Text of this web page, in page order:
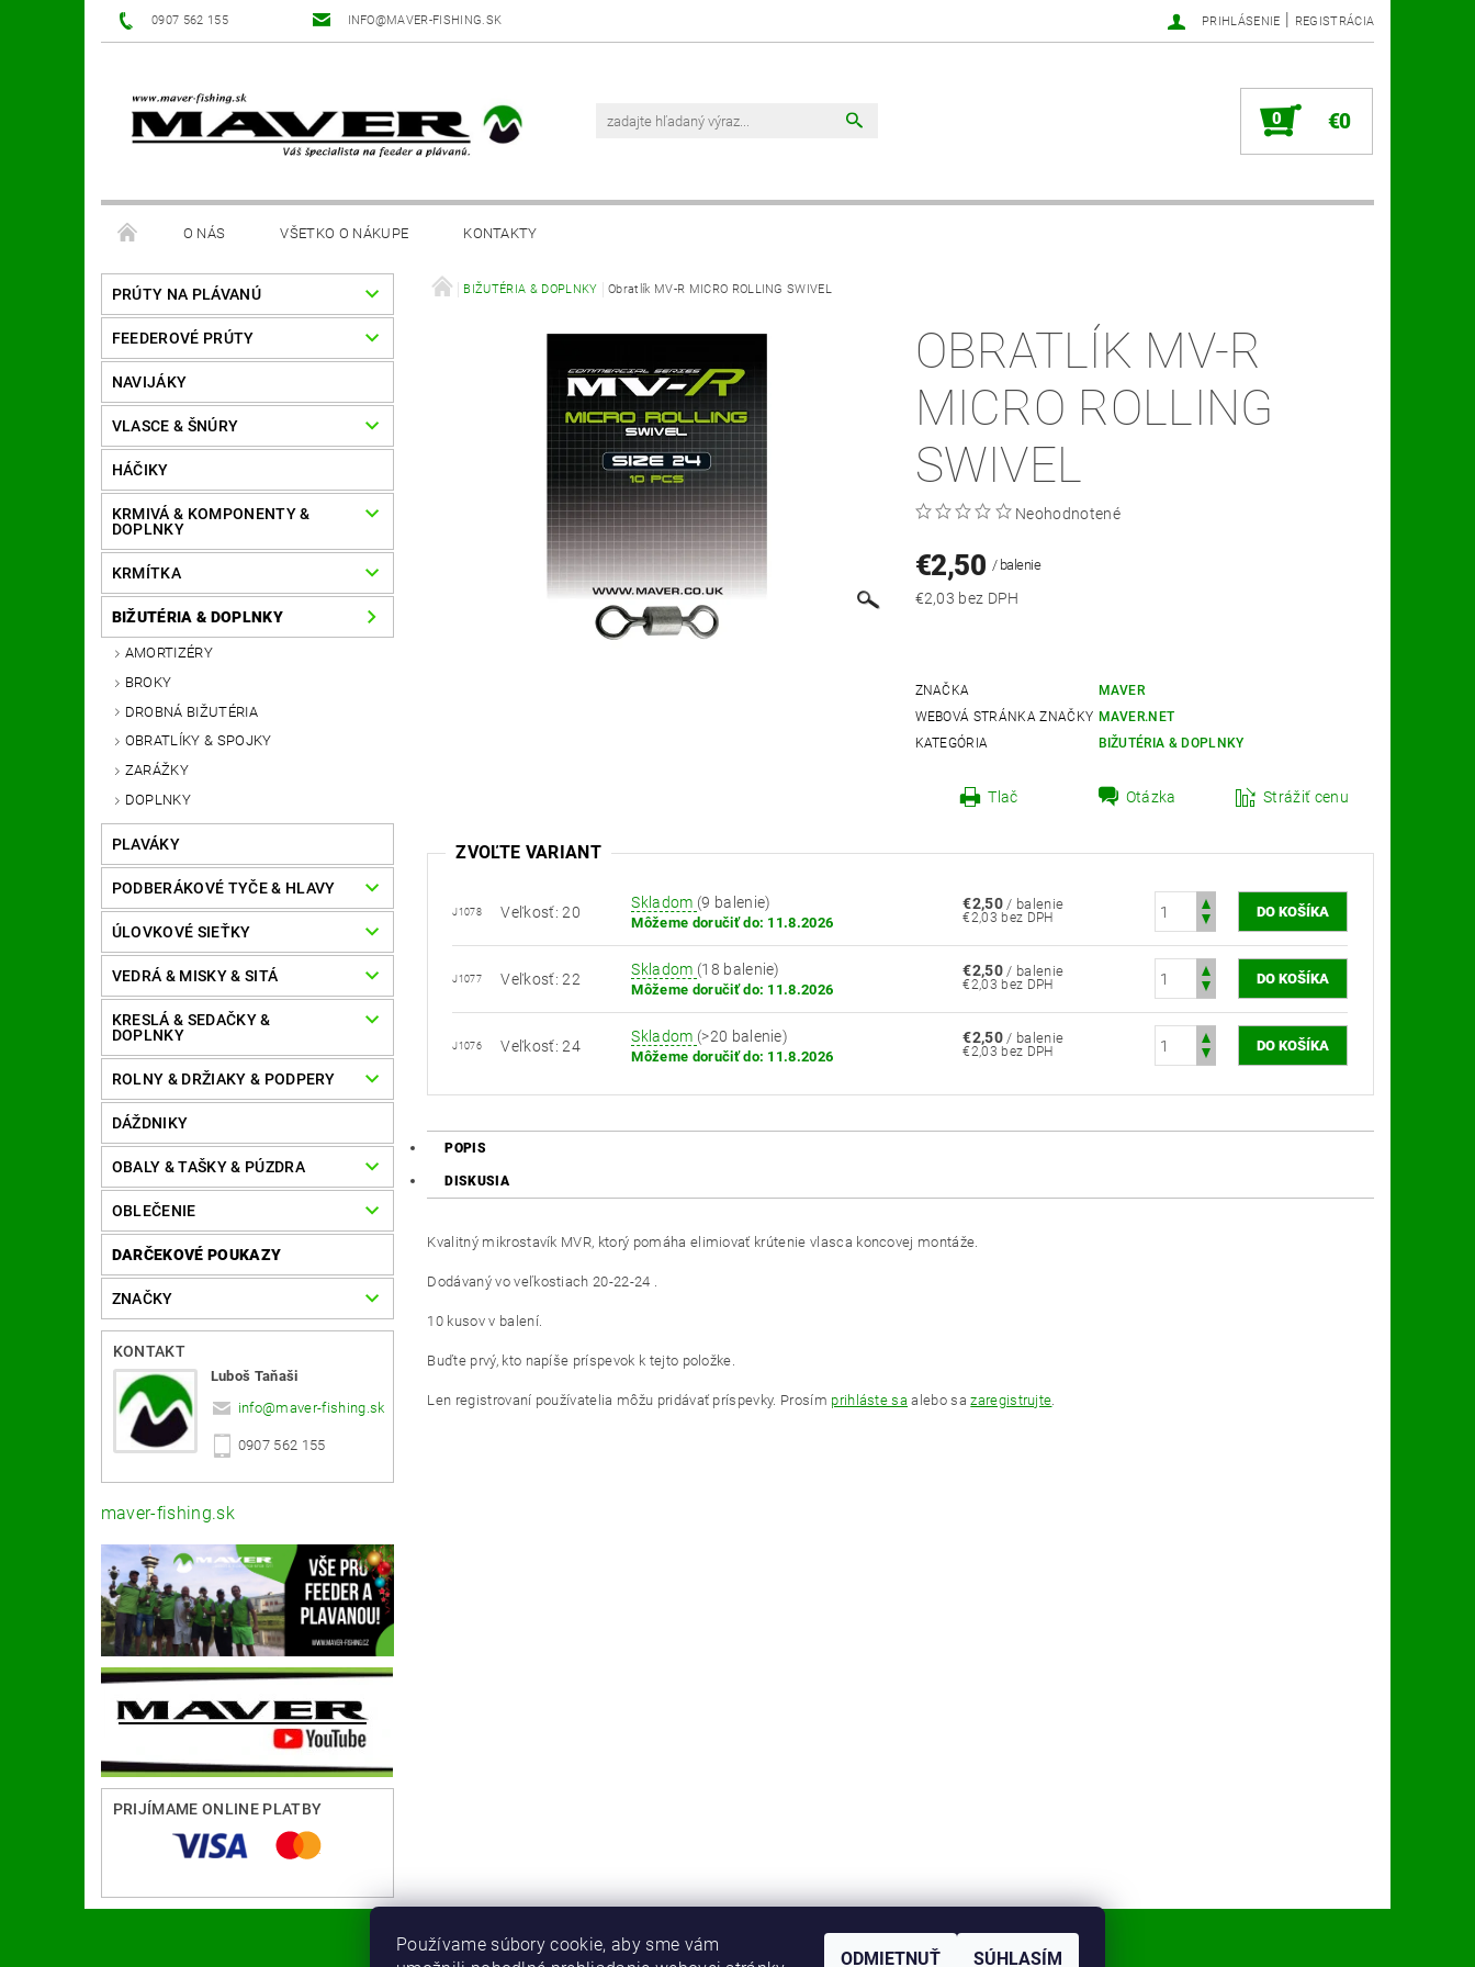
0907 562 155 INFO@MAVER-FISHING.SK PRIHLÁSENIE | REGISTRÁCIA
0 €0
O NÁS VŠETKO O NÁKUPE KONTAKTY
PRÚTY NA PLÁVANÚ
FEEDEROVÉ PRÚTY
NAVIJÁKY
VLASCE & ŠNÚRY
HÁČIKY
KRMIVÁ & KOMPONENTY &
DOPLNKY
KRMÍTKA
BIŽUTÉRIA & DOPLNKY
AMORTIZÉRY
BROKY
DROBNÁ BIŽUTÉRIA
OBRATLÍKY & SPOJKY
ZARÁŽKY
DOPLNKY
PLAVÁKY
PODBERÁKOVÉ TYČE & HLAVY
ÚLOVKOVÉ SIEŤKY
VEDRÁ & MISKY & SITÁ
KRESLÁ & SEDAČKY &
DOPLNKY
ROLNY & DRŽIAKY & PODPERY
DÁŽDNIKY
OBALY & TAŠKY & PÚZDRA
OBLEČENIE
DARČEKOVÉ POUKAZY
ZNAČKY
KONTAKT
Luboš Taňaši
info@maver-fishing.sk
0907 562 155
maver-fishing.sk
PRIJÍMAME ONLINE PLATBY
BIŽUTÉRIA & DOPLNKY Obratlík MV-R MICRO ROLLING SWIVEL
OBRATLÍK MV-R
MICRO ROLLING
SWIVEL
Neohodnotené
€2,50 / balenie
€2,03 bez DPH
ZNAČKA
MAVER
WEBOVÁ STRÁNKA ZNAČKY MAVER.NET
KATEGÓRIA
BIŽUTÉRIA & DOPLNKY
Tlač Otázka Strážiť cenu
ZVOĽTE VARIANT
J1078 Veľkosť: 20
Skladom (9 balenie)
Môžeme doručiť do: 11.8.2026
€2,50 / balenie
€2,03 bez DPH
J1077 Veľkosť: 22
Skladom (18 balenie)
Môžeme doručiť do: 11.8.2026
€2,50 / balenie
€2,03 bez DPH
J1076 Veľkosť: 24
Skladom (>20 balenie)
Môžeme doručiť do: 11.8.2026
€2,50 / balenie
€2,03 bez DPH
POPIS
DISKUSIA
Kvalitný mikrostavík MVR, ktorý pomáha elimiovať krútenie vlasca koncovej montáže.
Dodávaný vo veľkostiach 20-22-24 .
10 kusov v balení.
Buďte prvý, kto napíše príspevok k tejto položke.
Len registrovaní používatelia môžu pridávať príspevky. Prosím prihláste sa alebo sazaregistrujte.
Používame súbory cookie, aby sme vám
ODMIETNUŤ SÚHLASÍM